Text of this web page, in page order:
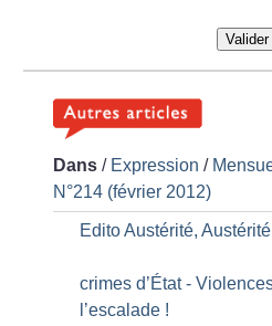
Valider
Dans / Expression /
N°214 (février 2012)
Edito Austérité,
crimes d’État -
l’escalade !